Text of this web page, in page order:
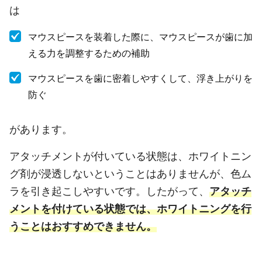
は
マウスピースを装着した際に、マウスピースが歯に加
える力を調整するための補助
マウスピースを歯に密着しやすくして、浮き上がりを
防ぐ
があります。
アタッチメントが付いている状態は、ホワイトニン
グ剤が浸透しないということはありませんが、色ム
ラを引き起こしやすいです。したがって、 アタッチ
メントを付けている状態では、ホワイトニングを行
うことはおすすめできません。